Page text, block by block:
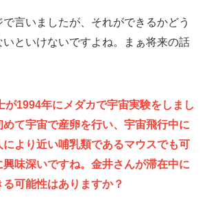
言いましたが、それができるかどう
といけないですよね。まぁ将来の話
が1994年にメダカで宇宙実験をしまし
て宇宙で産卵を行い、宇宙飛行中に
より近い哺乳類であるマウスでも可
味深いですね。金井さんが滞在中に
可能性はありますか？